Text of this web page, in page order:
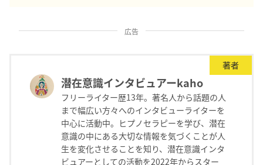
広告
著者
潜在意識インタビュアーkaho
フリーライター歴13年。著名人から話題の人
まで幅広い方々へのインタビューライターを
中心に活動中。ヒプノセラピーを学び、潜在
意識の中にある大切な情報を気づくことが人
生を変化させることを知り、潜在意識インタ
ビュアーとしての活動を2022年からスター